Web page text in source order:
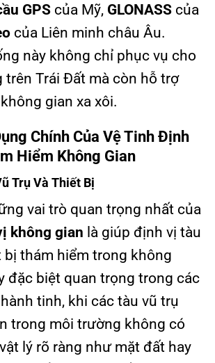
GPS của Mỹ, GLONASS của
của Liên minh châu Âu.
này không chỉ phục vụ cho
trên Trái Đất mà còn hỗ trợ
gian xa xôi.
Chính Của Vệ Tinh Định
Hiểm Không Gian
Trụ Và Thiết Bị
vai trò quan trọng nhất của
không gian là giúp định vị tàu
bị thám hiểm trong không
đặc biệt quan trọng trong các
tinh, khi các tàu vũ trụ
trong môi trường không có
lý rõ ràng như mặt đất hay